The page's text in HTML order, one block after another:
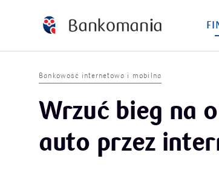
Bankowość internetowa i mobilna
Wrzuć bieg na
auto przez